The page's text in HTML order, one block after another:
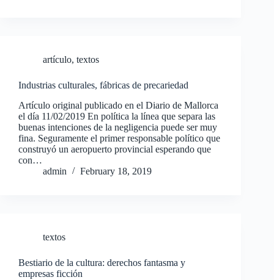
artículo, textos
Industrias culturales, fábricas de precariedad
Artículo original publicado en el Diario de Mallorca
el día 11/02/2019 En política la línea que separa las
buenas intenciones de la negligencia puede ser muy
fina. Seguramente el primer responsable político que
construyó un aeropuerto provincial esperando que
con…
admin
February 18, 2019
textos
Bestiario de la cultura: derechos fantasma y
empresas ficción